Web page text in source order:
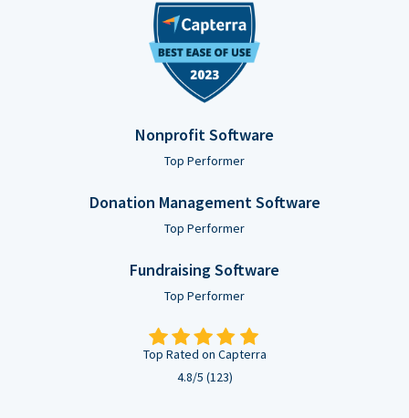
Nonprofit Software
Top Performer
Donation Management Software
Top Performer
Fundraising Software
Top Performer
Top Rated on Capterra
4.8/5 (123)